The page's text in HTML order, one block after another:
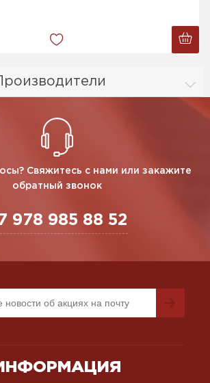
Производители
Свяжитесь с нами или закажите
обратный звонок
978 985 88 52